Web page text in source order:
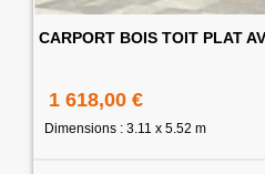
CARPORT BOIS TOIT PLAT
1 618,00 €
Dimensions : 3.11 x 5.52 m